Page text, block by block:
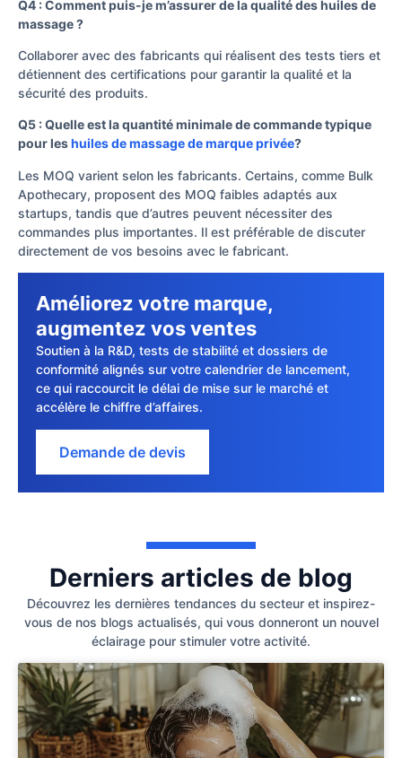
Q4 : Comment puis-je m’assurer de la qualité des huiles de
massage ?
Collaborer avec des fabricants qui réalisent des tests tiers et
détiennent des certifications pour garantir la qualité et la
sécurité des produits.
Q5 : Quelle est la quantité minimale de commande typique
pour leshuiles de massage de marque privée?
Les MOQ varient selon les fabricants. Certains, comme Bulk
Apothecary, proposent des MOQ faibles adaptés aux
startups, tandis que d’autres peuvent nécessiter des
commandes plus importantes. Il est préférable de discuter
directement de vos besoins avec le fabricant.
Améliorez votre marque,
augmentez vos ventes
Soutien à la R&D, tests de stabilité et dossiers de
conformité alignés sur votre calendrier de lancement,
ce qui raccourcit le délai de mise sur le marché et
accélère le chiffre d’affaires.
Demande de devis
Derniers articles de blog
Découvrez les dernières tendances du secteur et inspirez-
vous de nos blogs actualisés, qui vous donneront un nouvel
éclairage pour stimuler votre activité.